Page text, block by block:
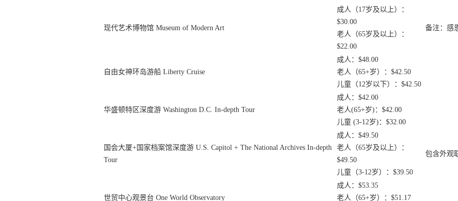
现代艺术博物馆 Museum of Modern Art
成人（17岁及以上）：
$30.00
老人（65岁及以上）：
$22.00
备注：感
自由女神环岛游船 Liberty Cruise
成人：$48.00
老人（65+岁）：$42.50
儿童（12岁以下）：$42.50
华盛顿特区深度游 Washington D.C. In-depth Tour
成人：$42.00
老人(65+岁)：$42.00
儿童 (3-12岁)：$32.00
国会大厦+国家档案馆深度游 U.S. Capitol + The National Archives In-depth
Tour
成人：$49.50
老人（65岁及以上）：
$49.50
儿童（3-12岁）：$39.50
包含外观
世贸中心观景台 One World Observatory
成人：$53.35
老人（65+岁）：$51.17